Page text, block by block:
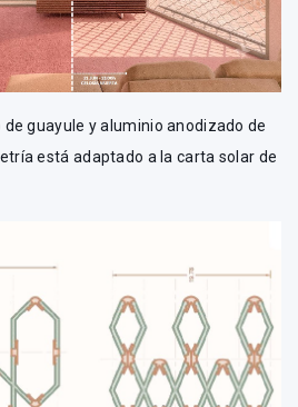
guayule y aluminio anodizado de
está adaptado a la carta solar de